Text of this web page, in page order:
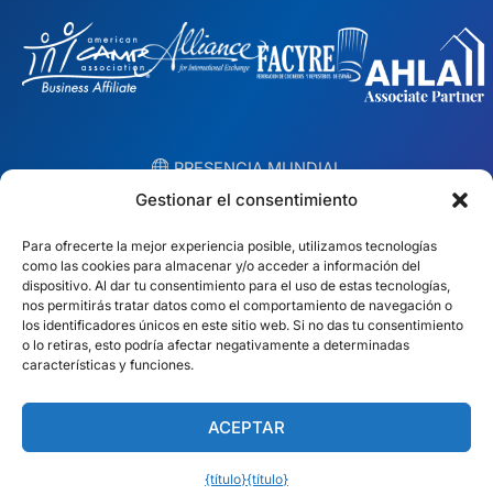
Gestionar el consentimiento
Para ofrecerte la mejor experiencia posible, utilizamos tecnologías
como las cookies para almacenar y/o acceder a información del
dispositivo. Al dar tu consentimiento para el uso de estas tecnologías,
nos permitirás tratar datos como el comportamiento de navegación o
los identificadores únicos en este sitio web. Si no das tu consentimiento
o lo retiras, esto podría afectar negativamente a determinadas
características y funciones.
ACEPTAR
{título}{título}
︎ PRESENCIA MUNDIAL
Equipos locales en 10 países
EE.UU.
Dubai
México
España
Irlanda
Polonia
Australia
S. África
Encuentra tu equipo local →
Español (América Latina)